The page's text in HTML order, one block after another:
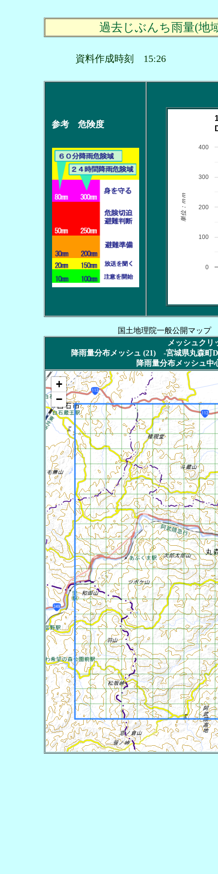
過去じぶんち雨量(地
資料作成時刻 15:26
参考 危険度
0
100
200
300
400
単位：ｍｍ
国土地理院一般公開マップ
メッシュクリ
降雨量分布メッシュ (21) -宮城県丸森
降雨量分布メッシュ
+
−